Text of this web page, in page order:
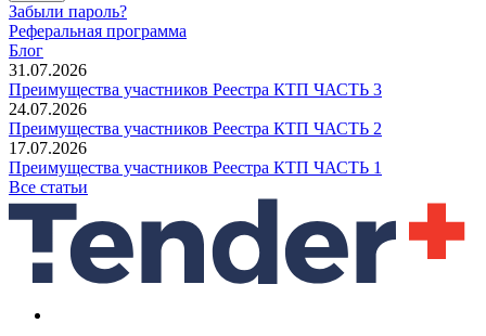
Забыли пароль?
Реферальная программа
Блог
31.07.2026
Преимущества участников Реестра КТП ЧАСТЬ 3
24.07.2026
Преимущества участников Реестра КТП ЧАСТЬ 2
17.07.2026
Преимущества участников Реестра КТП ЧАСТЬ 1
Все статьи